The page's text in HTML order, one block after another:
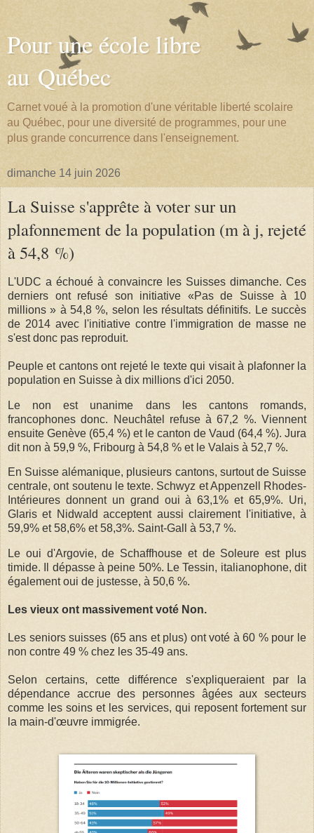
Pour une école libre
au Québec
Carnet voué à la promotion d'une véritable liberté scolaire
au Québec, pour une diversité de programmes, pour une
plus grande concurrence dans l'enseignement.
dimanche 14 juin 2026
La Suisse s'apprête à voter sur un
plafonnement de la population (m à j, rejeté
à 54,8 %)
L'UDC a échoué à convaincre les Suisses dimanche. Ces
derniers ont refusé son initiative «Pas de Suisse à 10
millions » à 54,8 %, selon les résultats définitifs. Le succès
de 2014 avec l'initiative contre l'immigration de masse ne
s'est donc pas reproduit.
Peuple et cantons ont rejeté le texte qui visait à plafonner la
population en Suisse à dix millions d'ici 2050.
Le non est unanime dans les cantons romands,
francophones donc. Neuchâtel refuse à 67,2 %. Viennent
ensuite Genève (65,4 %) et le canton de Vaud (64,4 %). Jura
dit non à 59,9 %, Fribourg à 54,8 % et le Valais à 52,7 %.
En Suisse alémanique, plusieurs cantons, surtout de Suisse
centrale, ont soutenu le texte. Schwyz et Appenzell Rhodes-
Intérieures donnent un grand oui à 63,1% et 65,9%. Uri,
Glaris et Nidwald acceptent aussi clairement l'initiative, à
59,9% et 58,6% et 58,3%. Saint-Gall à 53,7 %.
Le oui d'Argovie, de Schaffhouse et de Soleure est plus
timide. Il dépasse à peine 50%. Le Tessin, italianophone, dit
également oui de justesse, à 50,6 %.
Les vieux ont massivement voté Non.
Les seniors suisses (65 ans et plus) ont voté à 60 % pour le
non contre 49 % chez les 35-49 ans.
Selon certains, cette différence s'expliqueraient par la
dépendance accrue des personnes âgées aux secteurs
comme les soins et les services, qui reposent fortement sur
la main-d'œuvre immigrée.